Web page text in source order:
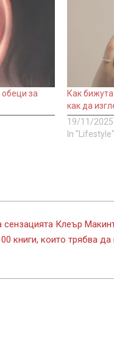
за
Как
как да
19/11/2025
In "Lifestyle"
сензацията Клеър
книги, които трябва